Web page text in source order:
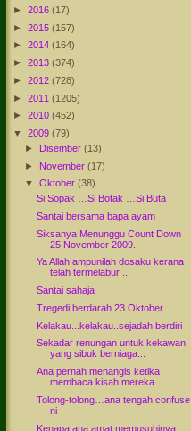
► 2016 (17)
► 2015 (157)
► 2014 (164)
► 2013 (374)
► 2012 (728)
► 2011 (1205)
► 2010 (452)
▼
2009 (79)
► Disember(13)
► November(17)
▼
Oktober(38)
Si Sopak …Si Botak …Si Buta
Santai bersama bapa ayam
Siksanya Menunggu Count Down
25 November 2009.
Ya Allah ampunilah dosaku kerana
telah termelabur ...
Santai sahaja
Tregedi berdarah 23 Oktober
Kelakau...kelakau..sejadah berdiri
Sekadar renungan untuk kekawan
yang sibuk berniaga...
Ana pernah menangis ketika
membaca kisah mereka......
Tolong-tolong…ana tengah confuse
ni
Kenapa ana amat memusuhinya .